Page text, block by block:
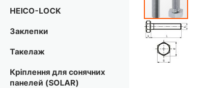
галереї
зображень
HEICO-LOCK
Заклепки
Такелаж
Кріплення для сонячних
панелей (SOLAR)